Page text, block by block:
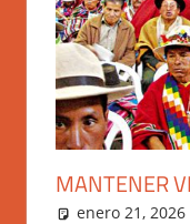
MANTENER
enero 21, 2026